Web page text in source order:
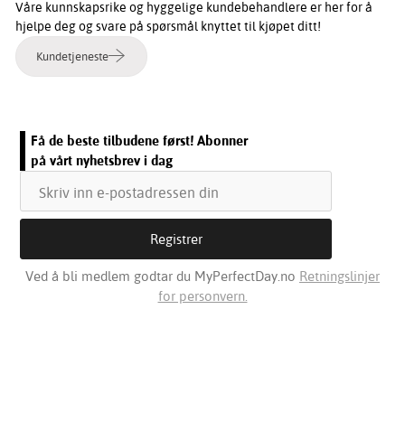
Våre kunnskapsrike og hyggelige kundebehandlere er her for å
hjelpe deg og svare på spørsmål knyttet til kjøpet ditt!
Kundetjeneste
Få de beste tilbudene først! Abonner
på vårt nyhetsbrev i dag
Ved å bli medlem godtar du MyPerfectDay.no Retningslinjer
for personvern.